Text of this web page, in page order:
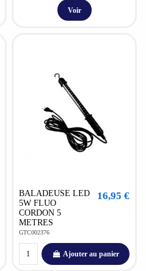
Voir
BALADEUSE LED
5W FLUO
CORDON 5
METRES
GTC002376
16,95 €
Ajouter au panier